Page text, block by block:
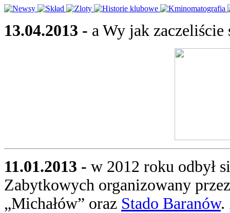
13.04.2013 - a Wy jak zaczeliście
11.01.2013 - w 2012 roku odbył
Zabytkowych organizowany
„Michałów” oraz Stado Baranów.